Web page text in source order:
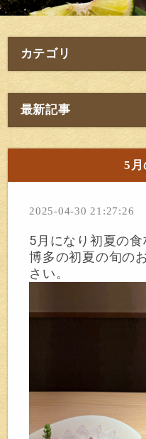
カテゴリ
最新記事
5
2025-04-30 21:27:26
5月になり初夏の食
博多の初夏の旬の
さい。